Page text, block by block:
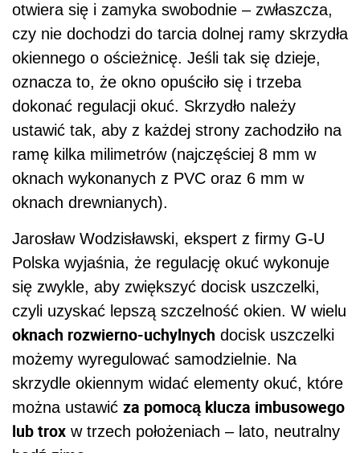
otwiera się i zamyka swobodnie – zwłaszcza,
czy nie dochodzi do tarcia dolnej ramy skrzydła
okiennego o ościeżnicę. Jeśli tak się dzieje,
oznacza to, że okno opuściło się i trzeba
dokonać regulacji okuć. Skrzydło należy
ustawić tak, aby z każdej strony zachodziło na
ramę kilka milimetrów (najczęściej 8 mm w
oknach wykonanych z PVC oraz 6 mm w
oknach drewnianych).
Jarosław Wodzisławski, ekspert z firmy G-U
Polska wyjaśnia, że regulację okuć wykonuje
się zwykle, aby zwiększyć docisk uszczelki,
czyli uzyskać lepszą szczelność okien. W wielu
oknach rozwierno-uchylnych docisk uszczelki
możemy wyregulować samodzielnie. Na
skrzydle okiennym widać elementy okuć, które
można ustawić za pomocą klucza imbusowego
lub trox w trzech położeniach – lato, neutralny